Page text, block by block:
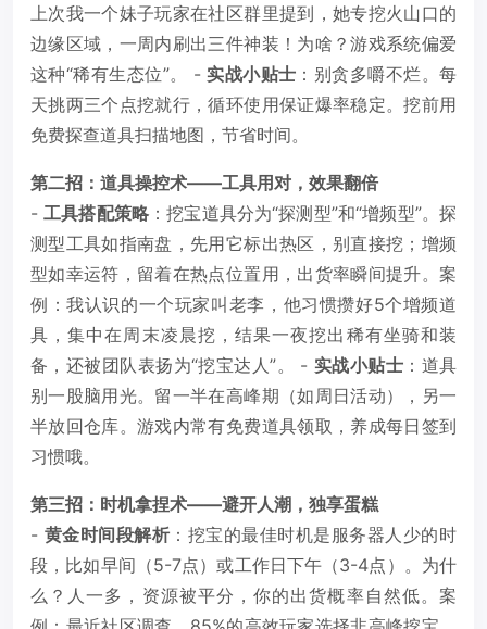
上次我一个妹子玩家在社区群里提到，她专挖火山口的
边缘区域，一周内刷出三件神装！为啥？游戏系统偏爱
这种“稀有生态位”。 -实战小贴士 ：别贪多嚼不烂。每
天挑两三个点挖就行，循环使用保证爆率稳定。挖前用
免费探查道具扫描地图，节省时间。
第二招：道具操控术——工具用对，效果翻倍
-工具搭配策略 ：挖宝道具分为“探测型”和“增频型”。探
测型工具如指南盘，先用它标出热区，别直接挖；增频
型如幸运符，留着在热点位置用，出货率瞬间提升。案
例：我认识的一个玩家叫老李，他习惯攒好5个增频道
具，集中在周末凌晨挖，结果一夜挖出稀有坐骑和装
备，还被团队表扬为“挖宝达人”。 - 实战小贴士 ：道具
别一股脑用光。留一半在高峰期（如周日活动），另一
半放回仓库。游戏内常有免费道具领取，养成每日签到
习惯哦。
第三招：时机拿捏术——避开人潮，独享蛋糕
- 黄金时间段解析 ：挖宝的最佳时机是服务器人少的时
段，比如早间（5-7点）或工作日下午（3-4点）。为什
么？人一多，资源被平分，你的出货概率自然低。案